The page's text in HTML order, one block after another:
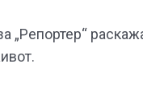
„Репортер“